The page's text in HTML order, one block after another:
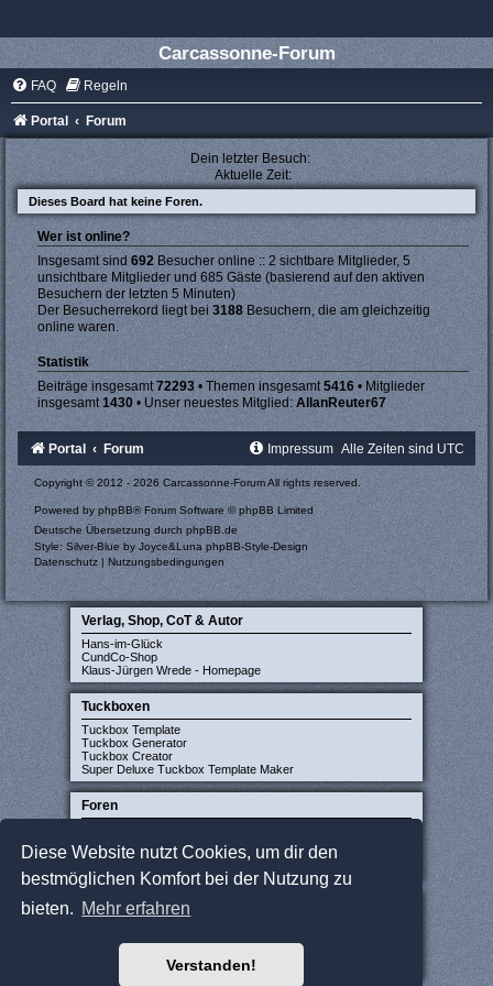
Diese Website nutzt Cookies, um dir den
bestmöglichen Komfort bei der Nutzung zu
bieten. Mehr erfahren
Verstanden!
Carcassonne-Forum
FAQ Regeln
Portal Forum
Dein letzter Besuch:
Aktuelle Zeit:
Dieses Board hat keine Foren.
Wer ist online?
Insgesamt sind692Besucher online :: 2 sichtbare Mitglieder, 5
unsichtbare Mitglieder und 685 Gäste (basierend auf den aktiven
Besuchern der letzten 5 Minuten)
Der Besucherrekord liegt bei3188Besuchern, die am gleichzeitig
online waren.
Statistik
Beiträge insgesamt72293• Themen insgesamt5416 • Mitglieder
insgesamt1430 • Unser neuestes Mitglied: AllanReuter67
Portal Forum Alle Zeiten sind UTC
Impressum
Copyright © 2012 - 2026 Carcassonne-Forum All rights reserved.
Powered by phpBB® Forum Software © phpBB Limited
Deutsche Übersetzung durch phpBB.de
Style: Silver-Blue by Joyce&Luna phpBB-Style-Design
Datenschutz | Nutzungsbedingungen
Verlag, Shop, CoT & Autor
Hans-im-Glück
CundCo-Shop
Klaus-Jürgen Wrede - Homepage
Tuckboxen
Tuckbox Template
Tuckbox Generator
Tuckbox Creator
Super Deluxe Tuckbox Template Maker
Foren
CarcassonneCentral (englisch)
Carcassonne Latvija (lettisch)
Carcassonne CZ (tschechisch)
Sonstige Seiten
Gesellschaftsspieler gesucht
BoardGameGeek